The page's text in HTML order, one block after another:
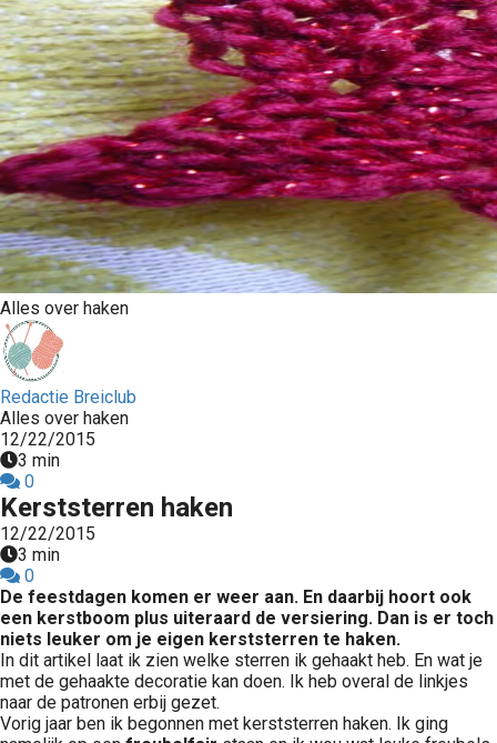
Alles over haken
Redactie Breiclub
Alles over haken
12/22/2015
3 min
0
Kerststerren haken
12/22/2015
3 min
0
De feestdagen komen er weer aan. En daarbij hoort ook
een kerstboom plus uiteraard de versiering. Dan is er toch
niets leuker om je eigen kerststerren te haken.
In dit artikel laat ik zien welke sterren ik gehaakt heb. En wat je
met de gehaakte decoratie kan doen. Ik heb overal de linkjes
naar de patronen erbij gezet.
Vorig jaar ben ik begonnen met kerststerren haken. Ik ging